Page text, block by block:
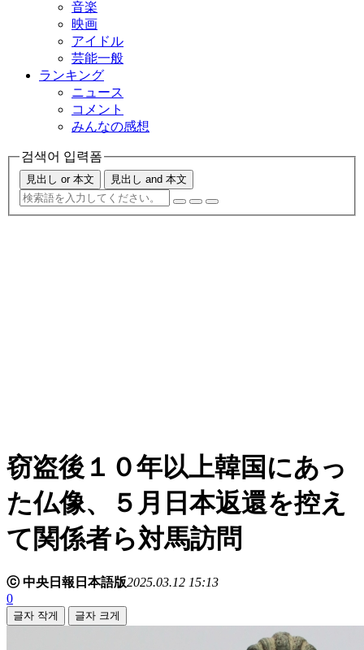
音楽
映画
アイドル
芸能一般
ランキング
ニュース
コメント
みんなの感想
검색어 입력폼
見出し or 本文 見出し and 本文
窃盗後１０年以上韓国にあっ
た仏像、５月日本返還を控え
て関係者ら対馬訪問
ⓒ 中央日報日本語版2025.03.12 15:13
0
글자 작게 글자 크게